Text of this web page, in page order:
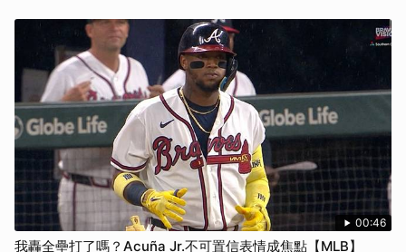
00:46
我轟全壘打了嗎？Acuña Jr.不可置信表情成焦點【MLB】